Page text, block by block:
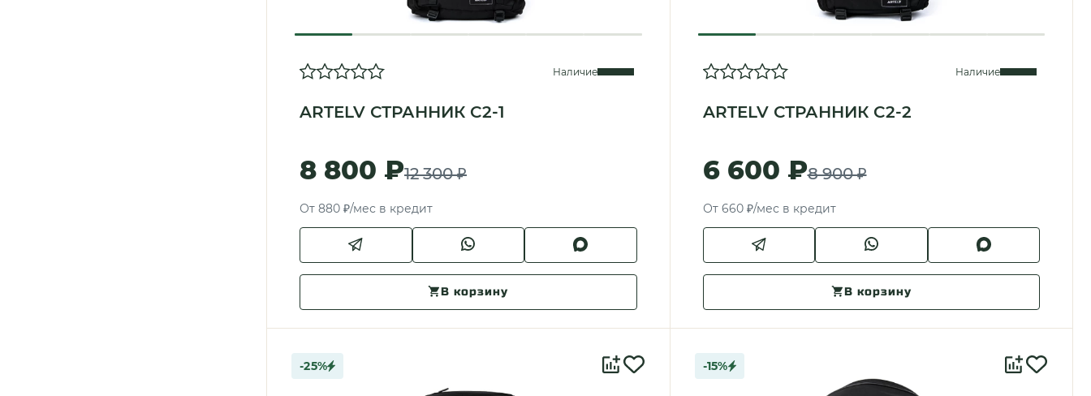
Наличие
ARTELV СТРАННИК C2-1
8 800 ₽12 300 ₽
От 880 ₽/мес в кредит
В корзину
Наличие
ARTELV СТРАННИК C2-2
6 600 ₽8 900 ₽
От 660 ₽/мес в кредит
В корзину
-25% -15%